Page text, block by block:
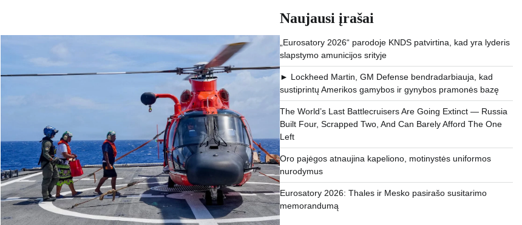
Naujausi įrašai
„Eurosatory 2026“ parodoje KNDS patvirtina, kad yra lyderis
slapstymo amunicijos srityje
► Lockheed Martin, GM Defense bendradarbiauja, kad
sustiprintų Amerikos gamybos ir gynybos pramonės bazę
The World’s Last Battlecruisers Are Going Extinct — Russia
Built Four, Scrapped Two, And Can Barely Afford The One
Left
Oro pajėgos atnaujina kapeliono, motinystės uniformos
nurodymus
Eurosatory 2026: Thales ir Mesko pasirašo susitarimo
memorandumą